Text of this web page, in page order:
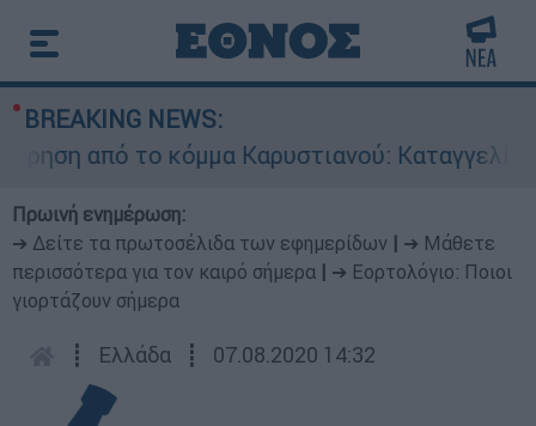
BREAKING NEWS:
από το κόμμα Καρυστιανού: Καταγγελίες
Πρωινή ενημέρωση:
➔ Δείτε τα πρωτοσέλιδα των εφημερίδων
➔ Μάθετε
περισσότερα για τον καιρό σήμερα
➔ Εορτολόγιο: Ποιοι
γιορτάζουν σήμερα
┋ Ελλάδα ┋ 07.08.2020 14:32